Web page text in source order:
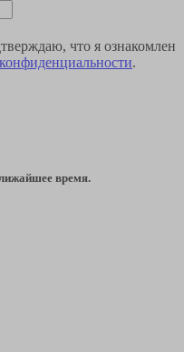
что я ознакомлен
.
время.